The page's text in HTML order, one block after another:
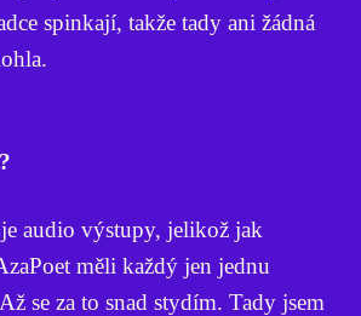
spinkají, takže tady ani žádná
audio výstupy, jelikož jak
měli každý jen jednu
se za to snad stydím. Tady jsem